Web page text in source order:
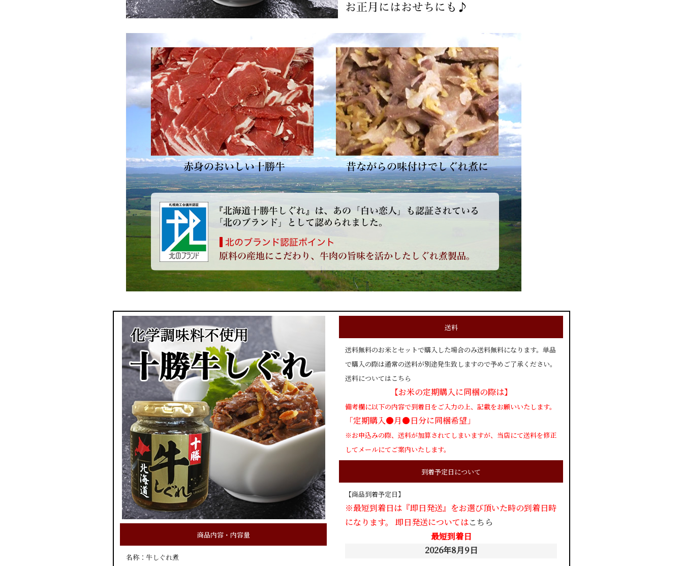
商品内容・内容量
名称：牛しぐれ煮
送料
送料無料のお米とセットで購入した場合のみ送料無料になります。単品
で購入の際は通常の送料が別途発生致しますので予めご了承ください。
送料についてはこちら
【お米の定期購入に同梱の際は】
備考欄に以下の内容で到着日をご入力の上、記載をお願いいたします。
「定期購入●月●日分に同梱希望」
※お申込みの際、送料が加算されてしまいますが、当店にて送料を修正
してメールにてご案内いたします。
到着予定日について
【商品到着予定日】
※最短到着日は『即日発送』をお選び頂いた時の到着日時
になります。 即日発送についてはこちら
最短到着日
2026年8月9日